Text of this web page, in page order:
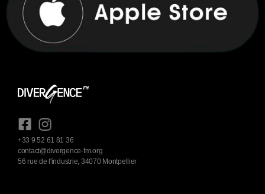
+33 9 52 61 81 36
contact@divergence-fm.org
56 rue de l'industrie, 34070 Montpellier